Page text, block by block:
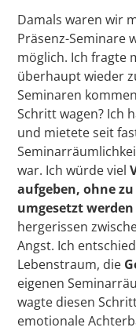
Damals waren wir
Präsenz-Seminare
möglich. Ich fragte
überhaupt wieder
Seminaren
Schritt wagen? Ich
und mietete seit
war. Ich würde viel
aufgeben, ohne
umgesetzt
hergerissen
Angst. Ich
Lebenstraum, die
eigenen
wagte diesen
emotionale